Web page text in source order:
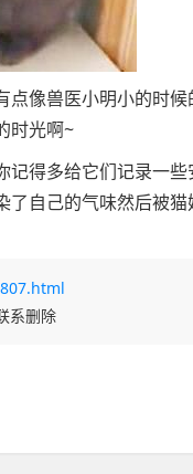
像兽医小明小的时
时光啊~
得多给它们记录一
自己的气味然后被
系删除